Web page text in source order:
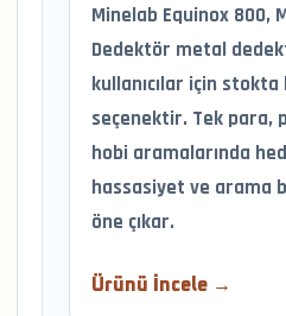
Minelab Equinox 800,
Dedektör metal
kullanıcılar için stokta
seçenektir. Tek para,
hobi aramalarında
hassasiyet ve arama
öne çıkar.
Ürünü İncele →